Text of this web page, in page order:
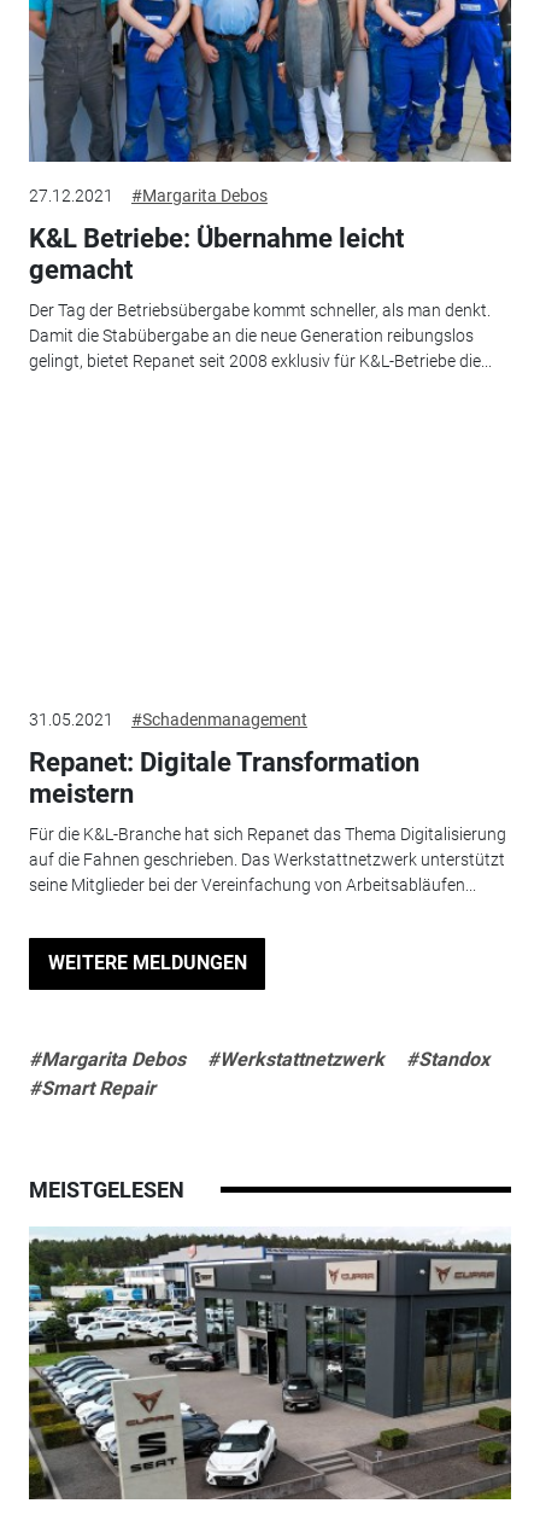
27.12.2021 #Margarita Debos
K&L Betriebe: Übernahme leicht
gemacht
Der Tag der Betriebsübergabe kommt schneller, als man denkt.
Damit die Stabübergabe an die neue Generation reibungslos
gelingt, bietet Repanet seit 2008 exklusiv für K&L-Betriebe die...
31.05.2021 #Schadenmanagement
Repanet: Digitale Transformation
meistern
Für die K&L-Branche hat sich Repanet das Thema Digitalisierung
auf die Fahnen geschrieben. Das Werkstattnetzwerk unterstützt
seine Mitglieder bei der Vereinfachung von Arbeitsabläufen...
WEITERE MELDUNGEN
#Margarita Debos #Werkstattnetzwerk
#Standox
#Smart Repair
MEISTGELESEN